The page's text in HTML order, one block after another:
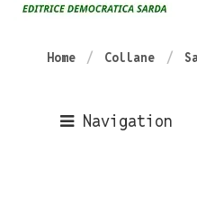
Home Collane
Navigation